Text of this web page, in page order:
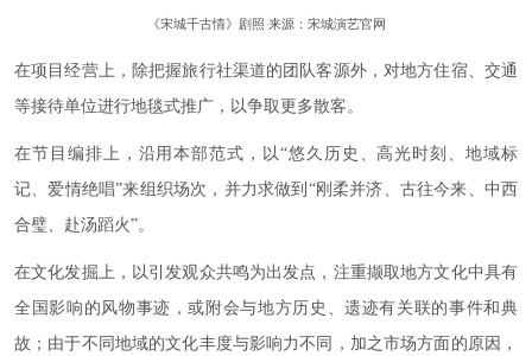
《宋城千古情》剧照 来源：宋城演艺官网
在项目经营上，除把握旅行社渠道的团队客源外，对地方住宿、交通
等接待单位进行地毯式推广，以争取更多散客。
在节目编排上，沿用本部范式，以“悠久历史、高光时刻、地域标
记、爱情绝唱”来组织场次，并力求做到“刚柔并济、古往今来、中西
合璧、赴汤蹈火”。
在文化发掘上，以引发观众共鸣为出发点，注重撷取地方文化中具有
全国影响的风物事迹，或附会与地方历史、遗迹有关联的事件和典
故；由于不同地域的文化丰度与影响力不同，加之市场方面的原因，